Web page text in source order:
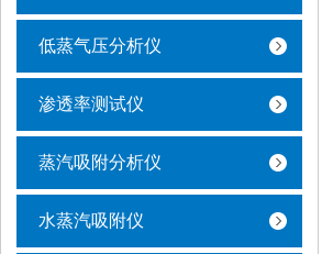
低蒸气压分析仪
渗透率测试仪
蒸汽吸附分析仪
水蒸汽吸附仪